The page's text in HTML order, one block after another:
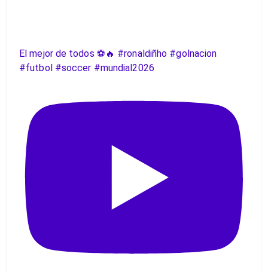
El mejor de todos ⚽️🔥 #ronaldiñho #golnacion
#futbol #soccer #mundial2026